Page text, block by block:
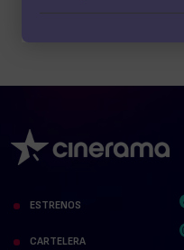
ESTRENOS
CARTELERA